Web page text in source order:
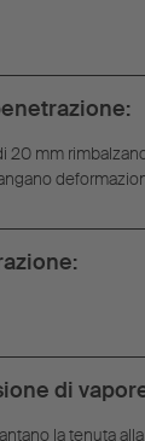
20 mm
di
la tenuta